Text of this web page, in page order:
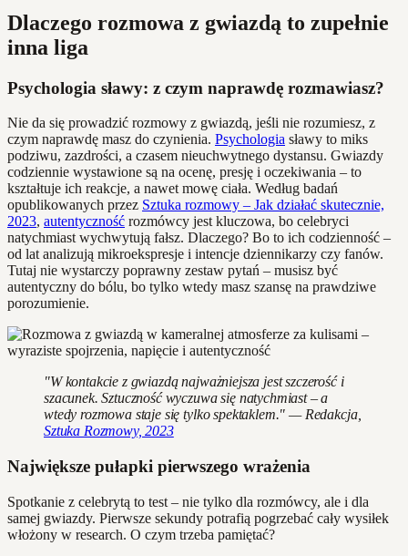
Dlaczego rozmowa z gwiazdą to zupełnie
inna liga
Psychologia sławy: z czym naprawdę rozmawiasz?
Nie da się prowadzić rozmowy z gwiazdą, jeśli nie rozumiesz, z
czym naprawdę masz do czynienia. Psychologia sławy to miks
podziwu, zazdrości, a czasem nieuchwytnego dystansu. Gwiazdy
codziennie wystawione są na ocenę, presję i oczekiwania – to
kształtuje ich reakcje, a nawet mowę ciała. Według badań
opublikowanych przez Sztuka rozmowy – Jak działać skutecznie,
2023, autentyczność rozmówcy jest kluczowa, bo celebryci
natychmiast wychwytują fałsz. Dlaczego? Bo to ich codzienność –
od lat analizują mikroekspresje i intencje dziennikarzy czy fanów.
Tutaj nie wystarczy poprawny zestaw pytań – musisz być
autentyczny do bólu, bo tylko wtedy masz szansę na prawdziwe
porozumienie.
"W kontakcie z gwiazdą najważniejsza jest szczerość i
szacunek. Sztuczność wyczuwa się natychmiast – a
wtedy rozmowa staje się tylko spektaklem." — Redakcja,
Sztuka Rozmowy, 2023
Największe pułapki pierwszego wrażenia
Spotkanie z celebrytą to test – nie tylko dla rozmówcy, ale i dla
samej gwiazdy. Pierwsze sekundy potrafią pogrzebać cały wysiłek
włożony w research. O czym trzeba pamiętać?